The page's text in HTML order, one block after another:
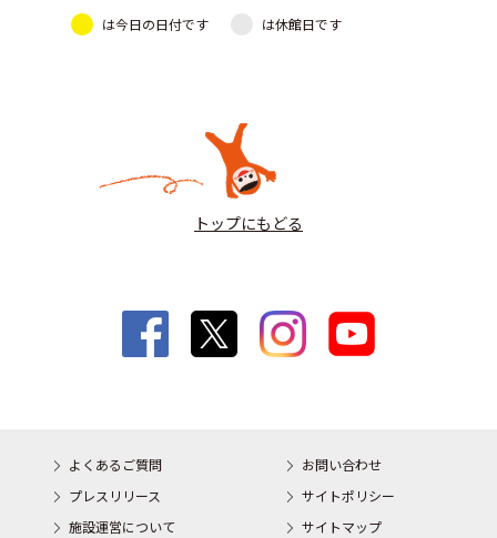
は今日の日付です は休館日です
トップにもどる
よくあるご質問
お問い合わせ
プレスリリース
サイトポリシー
施設運営について
サイトマップ